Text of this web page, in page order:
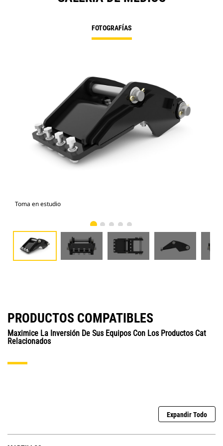
FOTOGRAFÍAS
Toma en estudio
PRODUCTOS COMPATIBLES
Maximice La Inversión De Sus Equipos Con Los Productos Cat
Relacionados
Expandir Todo